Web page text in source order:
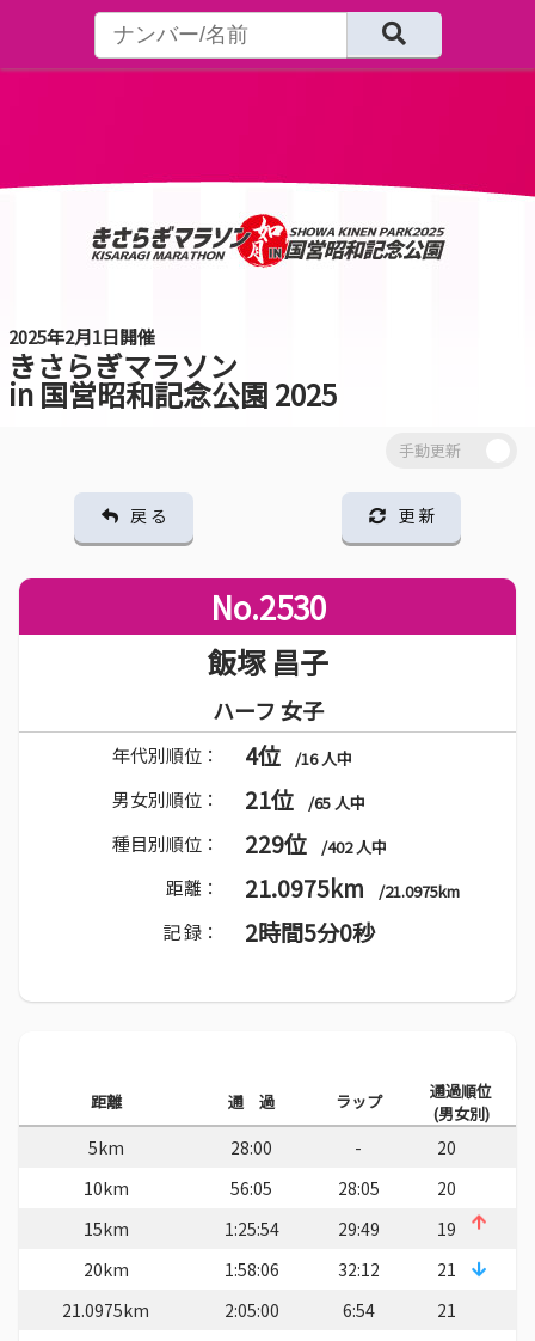
2025年2月1日開催
きさらぎマラソン
in 国営昭和記念公園 2025
戻 る 更 新
No.2530
飯塚 昌子
ハーフ 女子
年代別順位： 4位 /16 人中
男女別順位： 21位 /65 人中
種目別順位： 229位 /402 人中
距離： 21.0975km /21.0975km
記 録： 2時間5分0秒
距離 通 過 ラップ
通過順位
(男女別)
5km 28:00 -
20
10km
56:05 28:05
20
15km
1:25:54 29:49
19
20km
1:58:06 32:12
21
21.0975km
2:05:00 6:54 21